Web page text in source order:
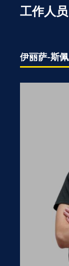
工作人员
伊丽萨-斯